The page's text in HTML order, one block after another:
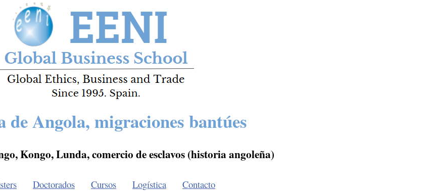
Angola, migraciones bantúes
Kongo, Lunda, comercio de esclavos (historia angoleña)
Doctorados Cursos Logística Contacto